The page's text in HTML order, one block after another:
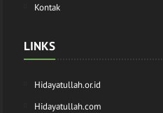
Kontak
LINKS
Hidayatullah.or.id
Hidayatullah.com